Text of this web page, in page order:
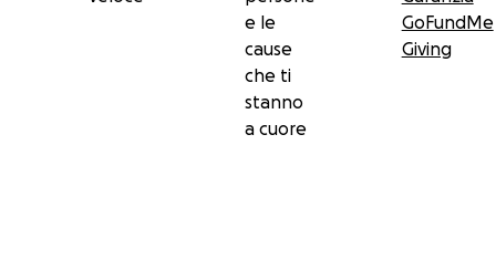
e le
cause
che ti
stanno
a cuore
GoFundMe
Giving